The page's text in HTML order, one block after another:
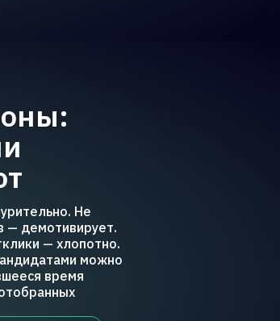
Не
— демотивирует.
— хлопотно.
можно
время